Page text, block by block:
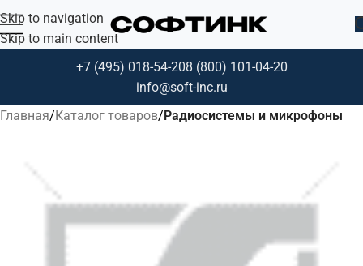
Skip to navigation
Skip to main content
+7 (495) 018-54-208 (800) 101-04-20
info@soft-inc.ru
Главная Каталог товаров Радиосистемы и микрофоны